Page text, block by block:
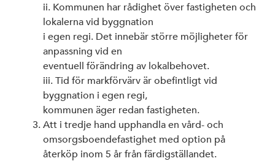
ii. Kommunen har rådighet över fastigheten och
lokalerna vid byggnation
i egen regi. Det innebär större möjligheter för
anpassning vid en
eventuell förändring av lokalbehovet.
iii. Tid för markförvärv är obefintligt vid
byggnation i egen regi,
kommunen äger redan fastigheten.
Att i tredje hand upphandla en vård- och
omsorgsboendefastighet med option på
återköp inom 5 år från färdigställandet.